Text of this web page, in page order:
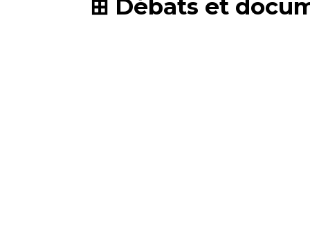
Débats et